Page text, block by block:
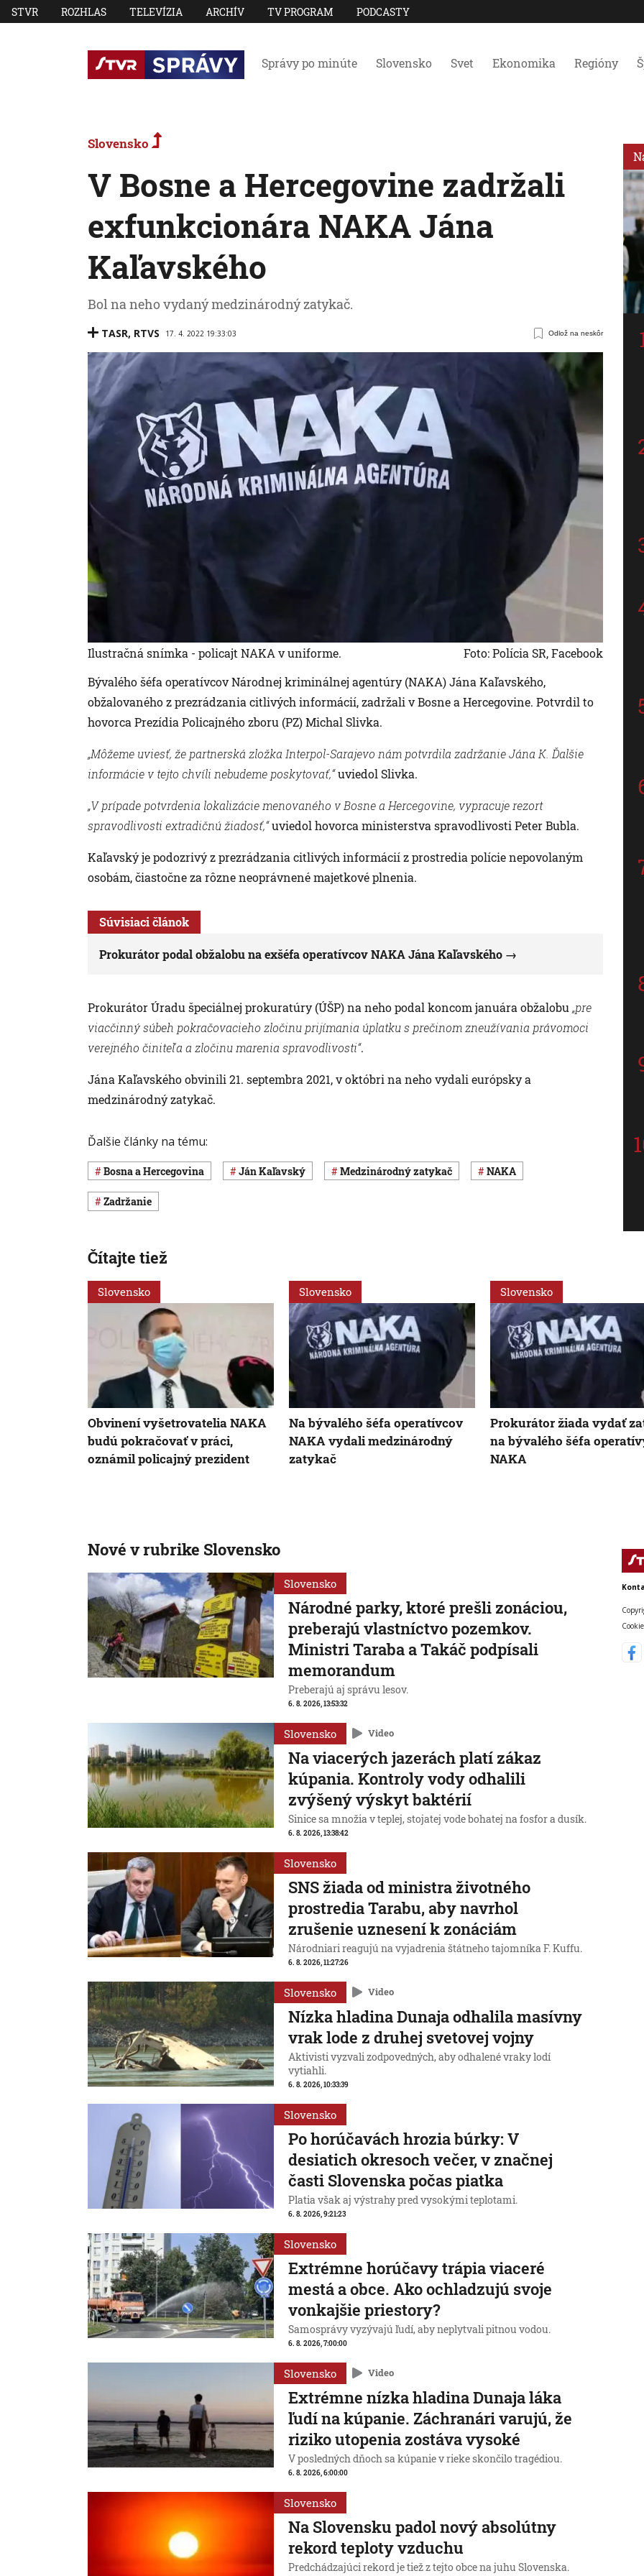
STVR ROZHLAS TELEVÍZIA ARCHÍV TV PROGRAM PODCASTY
Správy po minúte Slovensko Svet Ekonomika Regióny
Slovensko
V Bosne a Hercegovine zadržali
exfunkcionára NAKA Jána
Kaľavského
Bol na neho vydaný medzinárodný zatykač.
TASR, RTVS 17. 4. 2022 19:33:03 Odlož na neskôr
Ilustračná snímka - policajt NAKA v uniforme.
Foto: Polícia SR, Facebook
Bývalého šéfa operatívcov Národnej kriminálnej agentúry (NAKA) Jána Kaľavského,
obžalovaného z prezrádzania citlivých informácií, zadržali v Bosne a Hercegovine. Potvrdil to
hovorca Prezídia Policajného zboru (PZ) Michal Slivka.
„Môžeme uviesť, že partnerská zložka Interpol-Sarajevo nám potvrdila zadržanie Jána K. Ďalšie
informácie v tejto chvíli nebudeme poskytovať,“uviedol Slivka.
„V prípade potvrdenia lokalizácie menovaného v Bosne a Hercegovine, vypracuje rezort
spravodlivosti extradičnú žiadosť,“uviedol hovorca ministerstva spravodlivosti Peter Bubla.
Kaľavský je podozrivý z prezrádzania citlivých informácií z prostredia polície nepovolaným
osobám, čiastočne za rôzne neoprávnené majetkové plnenia.
Súvisiaci článok
Prokurátor podal obžalobu na exšéfa operatívcov NAKA Jána Kaľavského
Prokurátor Úradu špeciálnej prokuratúry (ÚŠP) na neho podal koncom januára obžalobu „pre
viacčinný súbeh pokračovacieho zločinu prijímania úplatku s prečinom zneužívania právomoci
verejného činiteľa a zločinu marenia spravodlivosti“.
Jána Kaľavského obvinili 21. septembra 2021, v októbri na neho vydali európsky a
medzinárodný zatykač.
Ďalšie články na tému:
Bosna a Hercegovina Ján Kaľavský medzinárodný zatykač NAKA
zadržanie
Čítajte tiež
Slovensko
Obvinení vyšetrovatelia NAKA
budú pokračovať v práci,
oznámil policajný prezident
Slovensko
Na bývalého šéfa operatívcov
NAKA vydali medzinárodný
zatykač
Slovensko
Prokurátor žiada vydať
na bývalého šéfa
NAKA
Nové v rubrike Slovensko
Slovensko
Národné parky, ktoré prešli zonáciou,
preberajú vlastníctvo pozemkov.
Ministri Taraba a Takáč podpísali
memorandum
Preberajú aj správu lesov.
6. 8. 2026, 13:53:32
Slovensko Video
Na viacerých jazerách platí zákaz
kúpania. Kontroly vody odhalili
zvýšený výskyt baktérií
Sinice sa množia v teplej, stojatej vode bohatej na fosfor a dusík.
6. 8. 2026, 13:38:42
Slovensko
SNS žiada od ministra životného
prostredia Tarabu, aby navrhol
zrušenie uznesení k zonáciám
Národniari reagujú na vyjadrenia štátneho tajomníka F. Kuffu.
6. 8. 2026, 11:27:26
Slovensko Video
Nízka hladina Dunaja odhalila masívny
vrak lode z druhej svetovej vojny
Aktivisti vyzvali zodpovedných, aby odhalené vraky lodí
vytiahli.
6. 8. 2026, 10:33:39
Slovensko
Po horúčavách hrozia búrky: V
desiatich okresoch večer, v značnej
časti Slovenska počas piatka
Platia však aj výstrahy pred vysokými teplotami.
6. 8. 2026, 9:21:23
Slovensko
Extrémne horúčavy trápia viaceré
mestá a obce. Ako ochladzujú svoje
vonkajšie priestory?
Samosprávy vyzývajú ľudí, aby neplytvali pitnou vodou.
6. 8. 2026, 7:00:00
Slovensko Video
Extrémne nízka hladina Dunaja láka
ľudí na kúpanie. Záchranári varujú, že
riziko utopenia zostáva vysoké
V posledných dňoch sa kúpanie v rieke skončilo tragédiou.
6. 8. 2026, 6:00:00
Slovensko
Na Slovensku padol nový absolútny
rekord teploty vzduchu
Predchádzajúci rekord je tiež z tejto obce na juhu Slovenska.